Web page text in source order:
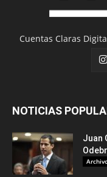
Cuentas Claras
NOTICIAS
Juan